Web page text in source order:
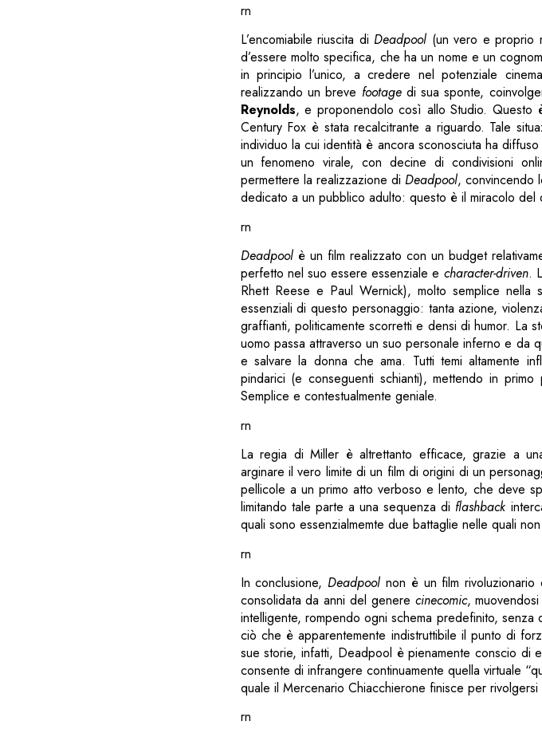
rn
L’encomiabile riuscita diDeadpool (un vero e proprio
d’essere molto specifica, che ha un nome e un
in principio l’unico, a credere nel potenziale
realizzando un breve footagedi sua sponte,
Reynolds, e proponendolo così allo Studio.
Century Fox è stata recalcitrante a riguardo. Tale
individuo la cui identità è ancora sconosciuta ha
un fenomeno virale, con decine di condivisioni
permettere la realizzazione di Deadpool, convincendo
dedicato a un pubblico adulto: questo è il miracolo del
rn
Deadpoolè un film realizzato con un budget
perfetto nel suo essere essenziale e character-driven.
Rhett Reese e Paul Wernick), molto semplice nella
essenziali di questo personaggio: tanta azione,
graffianti, politicamente scorretti e densi di humor. La
uomo passa attraverso un suo personale inferno e da
e salvare la donna che ama. Tutti temi altamente
pindarici (e conseguenti schianti), mettendo in
Semplice e contestualmente geniale.
rn
La regia di Miller è altrettanto efficace, grazie a
arginare il vero limite di un film di origini di un
pellicole a un primo atto verboso e lento, che deve
limitando tale parte a una sequenza di flashback
quali sono essenzialmemte due battaglie nelle quali
rn
In conclusione,Deadpool non è un film rivoluzionario
consolidata da anni del genere cinecomic,
intelligente, rompendo ogni schema predefinito,
ciò che è apparentemente indistruttibile il punto di
sue storie, infatti, Deadpool è pienamente conscio di
consente di infrangere continuamente quella virtuale
quale il Mercenario Chiacchierone finisce per
rn